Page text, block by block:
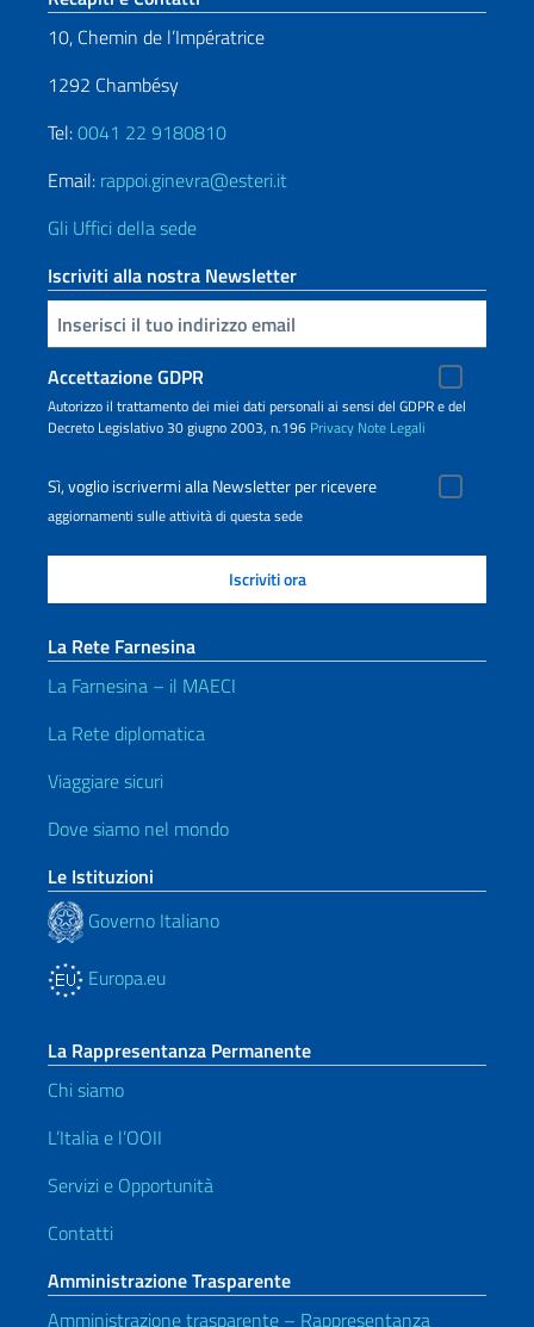
10, Chemin de l’Impératrice
1292 Chambésy
Tel:0041 22 9180810
Email: rappoi.ginevra@esteri.it
Gli Uffici della sede
Iscriviti alla nostra Newsletter
Inserisci la tua email
Accettazione GDPR
Autorizzo il trattamento dei miei dati personali ai sensi del GDPR e del
Decreto Legislativo 30 giugno 2003, n.196 Privacy Note Legali
Sì, voglio iscrivermi alla Newsletter per ricevere
aggiornamenti sulle attività di questa sede
La Rete Farnesina
La Farnesina – il MAECI
La Rete diplomatica
Viaggiare sicuri
Dove siamo nel mondo
Le Istituzioni
Governo Italiano
Europa.eu
La Rappresentanza Permanente
Chi siamo
L’Italia e l’OOII
Servizi e Opportunità
Contatti
Amministrazione Trasparente
Amministrazione trasparente – Rappresentanza